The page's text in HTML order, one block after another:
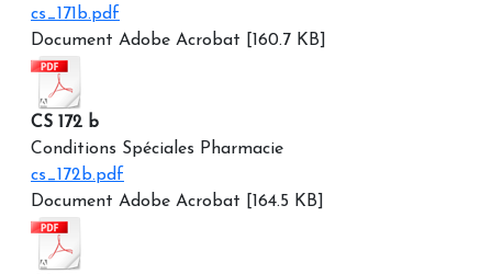
cs_171b.pdf
Document Adobe Acrobat [160.7 KB]
CS 172 b
Conditions Spéciales Pharmacie
cs_172b.pdf
Document Adobe Acrobat [164.5 KB]